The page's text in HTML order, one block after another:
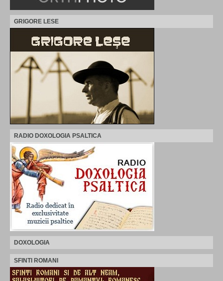
GRIGORE LESE
RADIO DOXOLOGIA PSALTICA
DOXOLOGIA
SFINTI ROMANI